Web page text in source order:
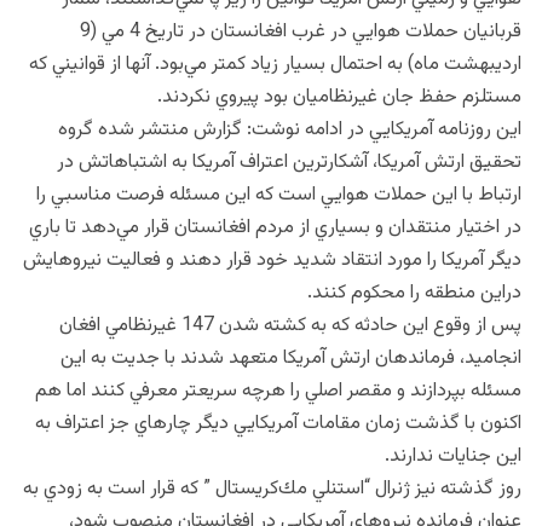
قربانيان حملات هوايي در غرب افغانستان در تاريخ 4 مي (9
ارديبهشت ماه) به احتمال بسيار زياد كمتر مي‌بود. آنها از قوانيني كه
مستلزم حفظ جان غيرنظاميان بود پيروي نكردند.
اين روزنامه آمريكايي در ادامه نوشت: گزارش منتشر شده گروه
تحقيق ارتش آمريكا، آشكارترين اعتراف آمريكا به اشتباهاتش در
ارتباط با اين حملات هوايي است كه اين مسئله فرصت مناسبي را
در اختيار منتقدان و بسياري از مردم افغانستان قرار مي‌دهد تا باري
ديگر آمريكا را مورد انتقاد شديد خود قرار دهند و فعاليت نيروهايش
دراين منطقه را محكوم كنند.
پس از وقوع اين حادثه كه به كشته شدن 147 غيرنظامي افغان
انجاميد، فرماندهان ارتش آمريكا متعهد شدند با جديت به اين
مسئله بپردازند و مقصر اصلي را هرچه سريعتر معرفي كنند اما هم
اكنون با گذشت زمان مقامات آمريكايي ديگر چارهاي جز اعتراف به
اين جنايات ندارند.
روز گذشته نيز ژنرال “استنلي مك‌كريستال ” كه قرار است به زودي به